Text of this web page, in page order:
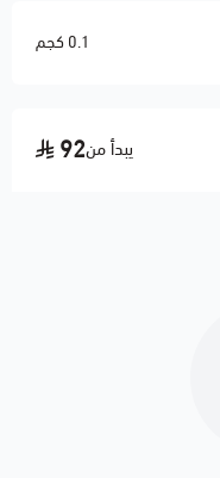
0.1 كجم
يبدأ من92